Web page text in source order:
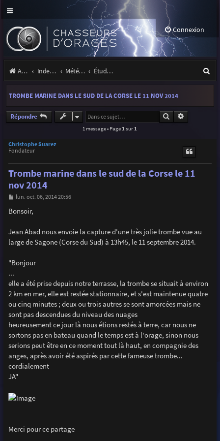
Connexion
Accueil Index du forum Météo et climatologie des orages Étude de phénomènes orageux
e
TROMBE MARINE DANS LE SUD DE LA CORSE LE 11 NOV 2014
Répondre Rechercher
1 message • Page 1 sur 1
Christophe Suarez
Fondateur
Trombe marine dans le sud de la Corse le 11
nov 2014
M
s
s
e
lun. oct. 06, 2014 20:56
Bonsoir,
Jean Abad nous envoie la capture d'une très jolie trombe vue au
large de Sagone (Corse du Sud) à 13h45, le 11 septembre 2014.
"Bonjour
...
elle a été prise depuis notre terrasse, la trombe se situait à environ
2 km en mer, elle est restée stationnaire, et s'est maintenue quatre
ou cinq minutes ; deux ou trois autres se sont amorcées mais ne
sont pas descendues du niveau des nuages
heureusement ce jour là nous étions restés à terre, car nous ne
sortons pas en bateau quand le temps est à l'orage, sinon nous
serions peut être en ce moment tout là haut, en compagnie des
anges, après avoir été aspirés par cette fameuse trombe...
cordialement
JA"
Merci pour ce partage